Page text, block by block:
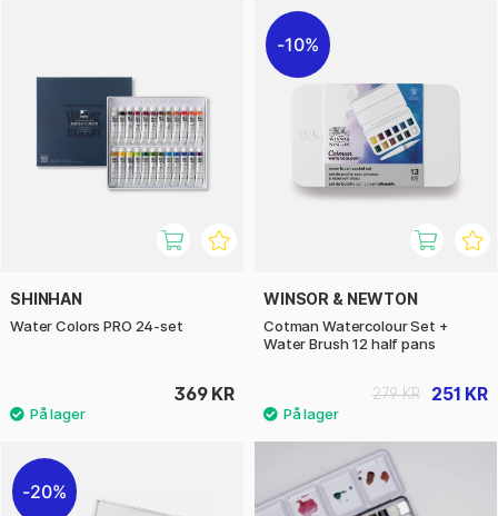
SHINHAN
Water Colors PRO 24-set
369 KR
10%
WINSOR & NEWTON
Cotman Watercolour Set +
Water Brush 12 half pans
251 KR
279 KR
20%